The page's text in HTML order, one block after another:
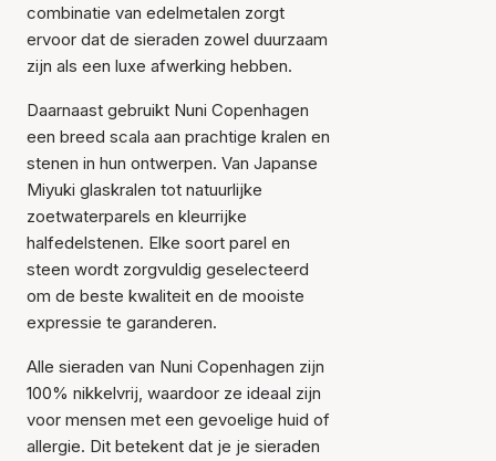
combinatie van edelmetalen zorgt
ervoor dat de sieraden zowel duurzaam
zijn als een luxe afwerking hebben.
Daarnaast gebruikt Nuni Copenhagen
een breed scala aan prachtige kralen en
stenen in hun ontwerpen. Van Japanse
Miyuki glaskralen tot natuurlijke
zoetwaterparels en kleurrijke
halfedelstenen. Elke soort parel en
steen wordt zorgvuldig geselecteerd
om de beste kwaliteit en de mooiste
expressie te garanderen.
Alle sieraden van Nuni Copenhagen zijn
100% nikkelvrij, waardoor ze ideaal zijn
voor mensen met een gevoelige huid of
allergie. Dit betekent dat je je sieraden